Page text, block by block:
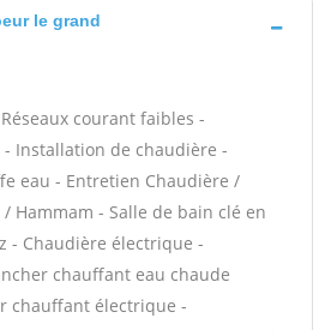
le grand
courant faibles -
Installation de chaudière -
eau - Entretien Chaudière /
Hammam - Salle de bain clé en
- Chaudière électrique -
chauffant eau chaude
chauffant électrique -